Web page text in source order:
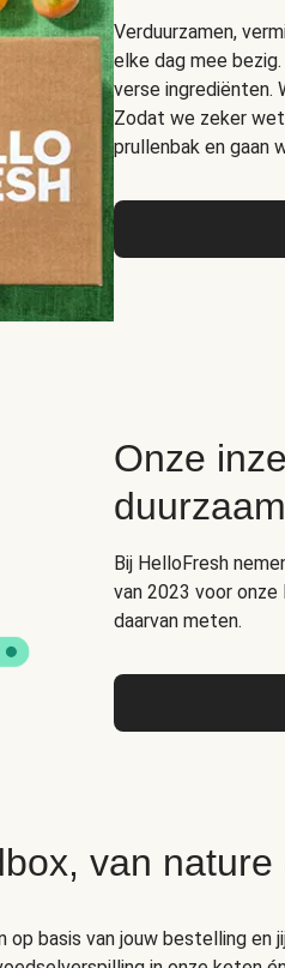
Verduurzamen,
elke dag mee
verse ingrediënten.
Zodat we zeker
prullenbak en gaan
Onze
Bij HelloFresh
van 2023 voor
daarvan meten.
van nature
op basis van jouw bestelling